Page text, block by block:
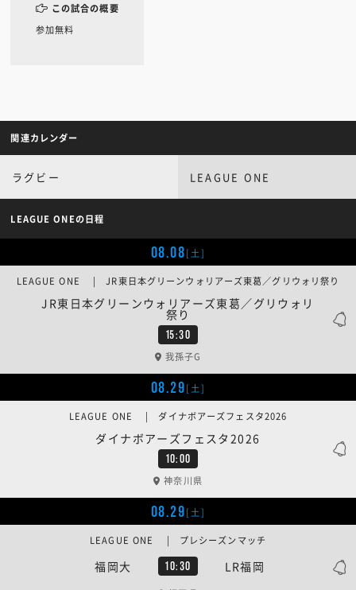
この試合の概要
参加無料
関連カレンダー
ラグビー LEAGUE ONE
LEAGUE ONEの日程
08.08[土]
15:30
JR東日本グリーンウォリアーズ東葛／グリウォリ
祭り
LEAGUE ONE | JR東日本グリーンウォリアーズ東葛／グリウォリ祭り
我孫子G
08.29[土]
10:00
ダイナボアーズフェスタ2026
LEAGUE ONE | ダイナボアーズフェスタ2026
神奈川県
08.29[土]
福岡大 10:30 LR福岡
LEAGUE ONE | プレシーズンマッチ